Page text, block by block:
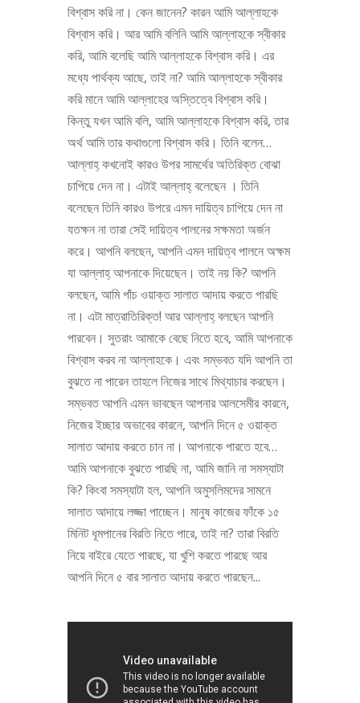
বিশ্বাস করি না। কেন জানেন? কারন আমি আল্লাহকে
বিশ্বাস করি। আর আমি বলিনি আমি আল্লাহকে স্বীকার
করি, আমি বলেছি আমি আল্লাহকে বিশ্বাস করি। এর
মধ্যে পার্থক্য আছে, তাই না? আমি আল্লাহকে স্বীকার
করি মানে আমি আল্লাহের অস্তিত্বে বিশ্বাস করি।
কিন্তু যখন আমি বলি, আমি আল্লাহকে বিশ্বাস করি, তার
অর্থ আমি তার কথাগুলো বিশ্বাস করি। তিনি বলেন…
আল্লাহ্‌ কখনোই কারও উপর সামর্থের অতিরিক্ত বোঝা
চাপিয়ে দেন না। এটাই আল্লাহ্‌ বলেছেন । তিনি
বলেছেন তিনি কারও উপরে এমন দায়িত্ব চাপিয়ে দেন না
যতক্ষন না তারা সেই দায়িত্ব পালনের সক্ষমতা অর্জন
করে। আপনি বলছেন, আপনি এমন দায়িত্ব পালনে অক্ষম
যা আল্লাহ্‌ আপনাকে দিয়েছেন। তাই নয় কি? আপনি
বলছেন, আমি পাঁচ ওয়াক্ত সালাত আদায় করতে পারছি
না। এটা মাত্রাতিরিক্ত! আর আল্লাহ্‌ বলছেন আপনি
পারবেন। সুতরাং আমাকে বেছে নিতে হবে, আমি আপনাকে
বিশ্বাস করব না আল্লাহকে। এবং সম্ভবত যদি আপনি তা
বুঝতে না পারেন তাহলে নিজের সাথে মিথ্যাচার করছেন।
সম্ভবত আপনি এমন ভাবছেন আপনার আলসেমীর কারনে,
নিজের ইচ্ছার অভাবের কারনে, আপনি দিনে ৫ ওয়াক্ত
সালাত আদায় করতে চান না। আপনাকে পারতে হবে…
আমি আপনাকে বুঝতে পারছি না, আমি জানি না সমস্যাটা
কি? কিংবা সমস্যাটা হল, আপনি অমুসলিমদের সামনে
সালাত আদায়ে লজ্জা পাচ্ছেন। মানুষ কাজের ফাঁকে ১৫
মিনিট ধূমপানের বিরতি নিতে পারে, তাই না? তারা বিরতি
নিয়ে বাইরে যেতে পারছে, যা খুশি করতে পারছে আর
আপনি দিনে ৫ বার সালাত আদায় করতে পারছেন...